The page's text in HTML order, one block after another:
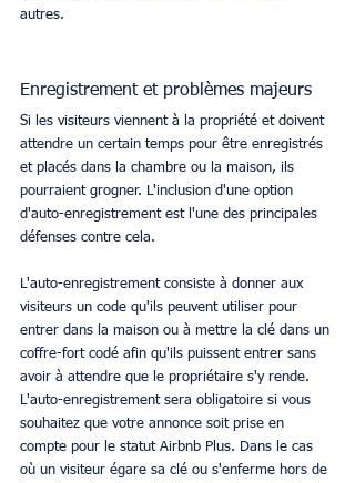
autres.
Enregistrement et problèmes majeurs
Si les visiteurs viennent à la propriété et doivent
attendre un certain temps pour être enregistrés
et placés dans la chambre ou la maison, ils
pourraient grogner. L'inclusion d'une option
d'auto-enregistrement est l'une des principales
défenses contre cela.
L'auto-enregistrement consiste à donner aux
visiteurs un code qu'ils peuvent utiliser pour
entrer dans la maison ou à mettre la clé dans un
coffre-fort codé afin qu'ils puissent entrer sans
avoir à attendre que le propriétaire s'y rende.
L'auto-enregistrement sera obligatoire si vous
souhaitez que votre annonce soit prise en
compte pour le statut Airbnb Plus. Dans le cas
où un visiteur égare sa clé ou s'enferme hors de